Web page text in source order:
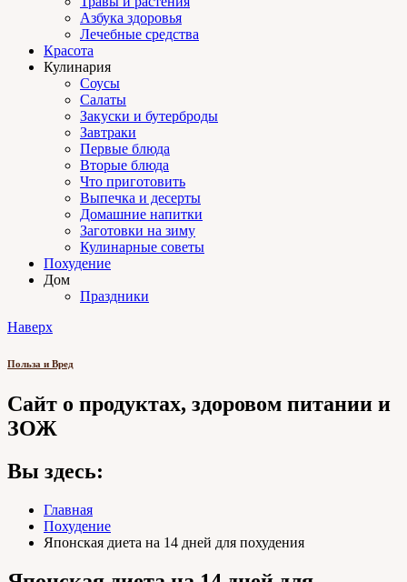
Азбука здоровья
Лечебные средства
Красота
Кулинария
Соусы
Салаты
Закуски и бутерброды
Завтраки
Первые блюда
Вторые блюда
Что приготовить
Выпечка и десерты
Домашние напитки
Заготовки на зиму
Кулинарные советы
Похудение
Дом
Праздники
Наверх
Польза и Вред
Сайт о продуктах, здоровом питании и
ЗОЖ
Вы здесь:
Главная
Похудение
Японская диета на 14 дней для похудения